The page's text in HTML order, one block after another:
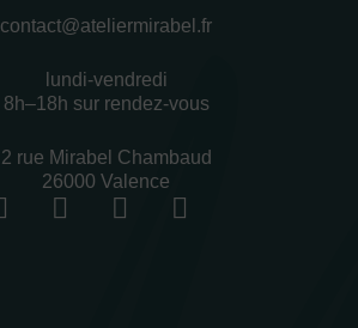
contact@ateliermirabel.fr
lundi-vendredi
8h–18h sur rendez-vous
2 rue Mirabel Chambaud
26000 Valence